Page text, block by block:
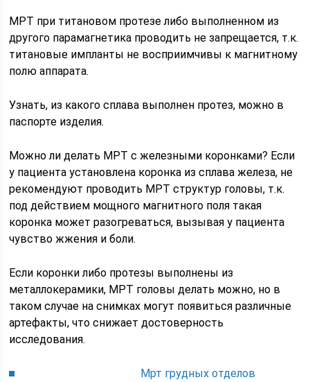
МРТ при титановом протезе либо выполненном из
другого парамагнетика проводить не запрещается, т.к.
титановые импланты не восприимчивы к магнитному
полю аппарата.
Узнать, из какого сплава выполнен протез, можно в
паспорте изделия.
Можно ли делать МРТ с железными коронками? Если
у пациента установлена коронка из сплава железа, не
рекомендуют проводить МРТ структур головы, т.к.
под действием мощного магнитного поля такая
коронка может разогреваться, вызывая у пациента
чувство жжения и боли.
Если коронки либо протезы выполнены из
металлокерамики, МРТ головы делать можно, но в
таком случае на снимках могут появиться различные
артефакты, что снижает достоверность
исследования.
Мрт грудных отделов